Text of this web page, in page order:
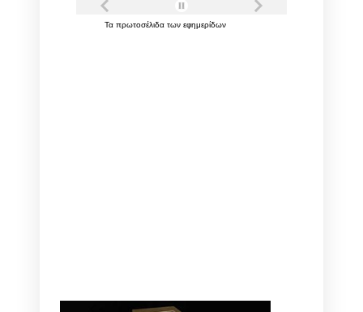
Τα πρωτοσέλιδα των εφημερίδων